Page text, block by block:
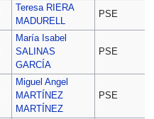
Teresa RIERA
MADURELL
PSE
María Isabel
SALINAS
GARCÍA
PSE
Miguel Angel
MARTÍNEZ
MARTÍNEZ
PSE